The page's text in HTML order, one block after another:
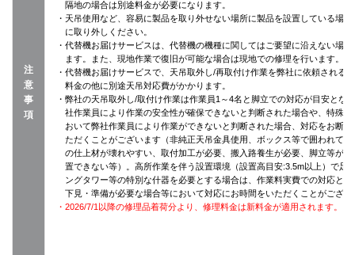
注
意
事
項
隔地の場合は別途料金が必要になります。
・天吊使用など、容易に製品を取り外せない場所に製品を設置している場合
に取り外しください。
・代替機お届けサービスは、代替機の機種に関してはご要望に沿えない場合
ます。また、現地作業で復旧が可能な場合は現地での修理を行います。
・代替機お届けサービスで、天吊取外し/再取付け作業を弊社に依頼される
料金の他に別途天吊対応費がかかります。
・弊社の天吊取外し/取付け作業は作業員1～4名と脚立での対応が目安とな
社作業員により作業の安全性が確保できないと判断された場合や、特殊設
おいて弊社作業員により作業ができないと判断された場合、対応をお断り
ただくことがございます（非純正天吊金具使用、ボックス等で囲われてい
の仕上材が壊れやすい、取付加工が必要、搬入路養生が必要、脚立等がそ
置できない等）。高所作業を伴う設置環境（設置高目安:3.5m以上）で足
ングタワー等の特別な什器を必要とする場合は、作業料実費での対応とな
下見・準備が必要な場合等において対応にお時間をいただくことがござい
・2026/7/1以降の修理品着荷分より、修理料金は新料金が適用されます。